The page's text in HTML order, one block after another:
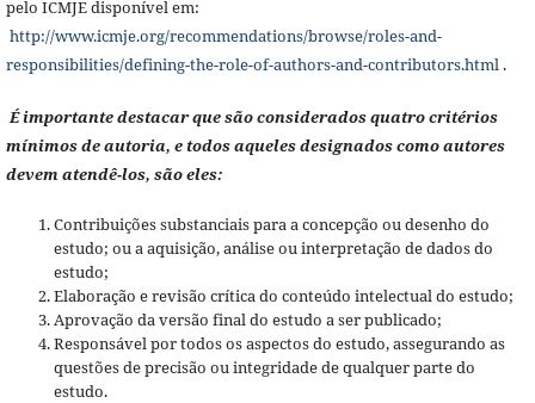
pelo ICMJE disponível em:
http://www.icmje.org/recommendations/browse/roles-and-
responsibilities/defining-the-role-of-authors-and-contributors.html.
É importante destacar que são considerados quatro critérios
mínimos de autoria, e todos aqueles designados como autores
devem atendê-los, são eles:
Contribuições substanciais para a concepção ou desenho do
estudo; ou a aquisição, análise ou interpretação de dados do
estudo;
Elaboração e revisão crítica do conteúdo intelectual do estudo;
Aprovação da versão final do estudo a ser publicado;
Responsável por todos os aspectos do estudo, assegurando as
questões de precisão ou integridade de qualquer parte do
estudo.